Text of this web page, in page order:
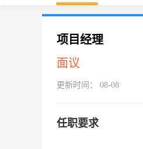
项目经理
面议
更新时间： 08-08
任职要求